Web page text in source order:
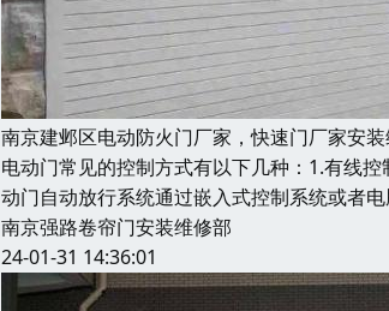
南京建邺区电动防火门厂家，快速门厂家安
电动门常见的控制方式有以下几种：1.有线
动门自动放行系统通过嵌入式控制系统或者
南京强路卷帘门安装维修部
24-01-31 14:36:01